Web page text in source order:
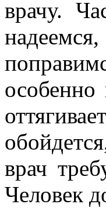
врачу.
особенно
врач
Человек